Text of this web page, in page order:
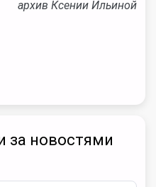
архив Ксении Ильиной
за новостями